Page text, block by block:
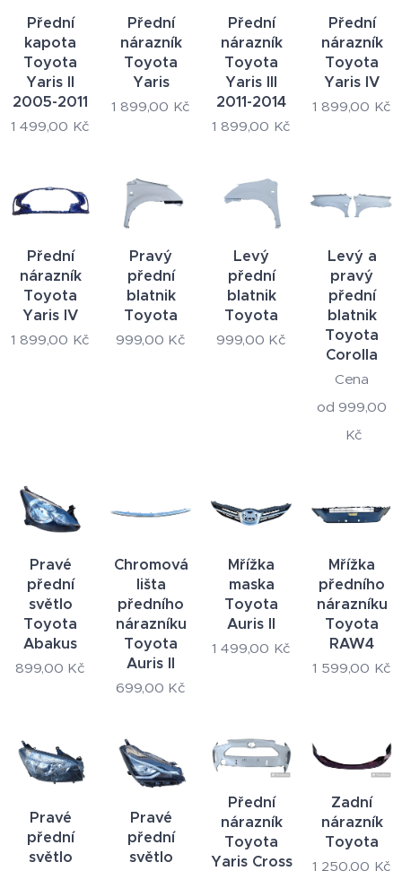
Přední
kapota
Toyota
Yaris II
2005-2011
1 499,00 Kč
Přední
nárazník
Toyota
Yaris
1 899,00 Kč
Přední
nárazník
Toyota
Yaris III
2011-2014
1 899,00 Kč
Přední
nárazník
Toyota
Yaris IV
1 899,00 Kč
Přední
nárazník
Toyota
Yaris IV
1 899,00 Kč
Pravý
přední
blatnik
Toyota
999,00 Kč
Levý
přední
blatnik
Toyota
999,00 Kč
Levý a
pravý
přední
blatnik
Toyota
Corolla
Cena
od 999,00
Kč
Pravé
přední
světlo
Toyota
Abakus
899,00 Kč
Chromová
lišta
předního
nárazníku
Toyota
Auris II
699,00 Kč
Mřížka
maska
Toyota
Auris II
1 499,00 Kč
Mřížka
předního
nárazníku
Toyota
RAW4
1 599,00 Kč
Pravé
přední
světlo
Pravé
přední
světlo
Přední
nárazník
Toyota
Yaris Cross
Zadní
nárazník
Toyota
1 250,00 Kč